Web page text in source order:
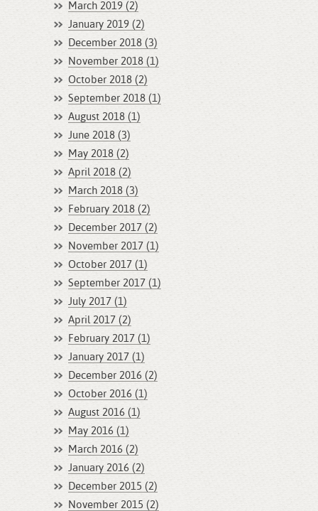
March 2019 (2)
January 2019 (2)
December 2018 (3)
November 2018 (1)
October 2018 (2)
September 2018 (1)
August 2018 (1)
June 2018 (3)
May 2018 (2)
April 2018 (2)
March 2018 (3)
February 2018 (2)
December 2017 (2)
November 2017 (1)
October 2017 (1)
September 2017 (1)
July 2017 (1)
April 2017 (2)
February 2017 (1)
January 2017 (1)
December 2016 (2)
October 2016 (1)
August 2016 (1)
May 2016 (1)
March 2016 (2)
January 2016 (2)
December 2015 (2)
November 2015 (2)